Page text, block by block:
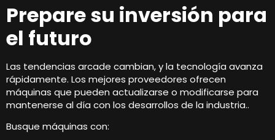
Prepare su inversión para
el futuro
Las tendencias arcade cambian, y la tecnología avanza
rápidamente. Los mejores proveedores ofrecen
máquinas que pueden actualizarse o modificarse para
mantenerse al día con los desarrollos de la industria..
Busque máquinas con: